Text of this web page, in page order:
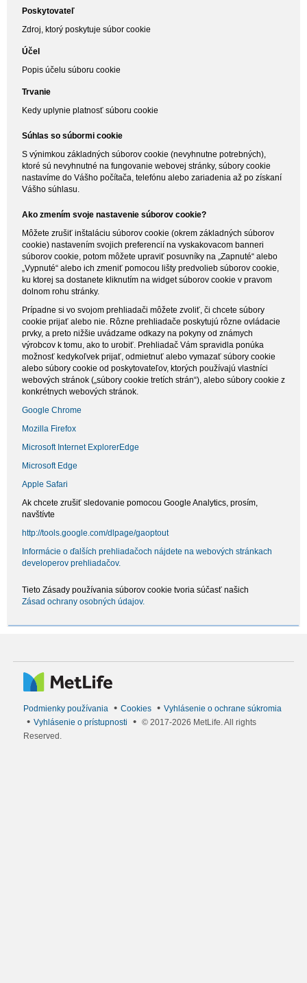
Poskytovateľ
Zdroj, ktorý poskytuje súbor cookie
Účel
Popis účelu súboru cookie
Trvanie
Kedy uplynie platnosť súboru cookie
Súhlas so súbormi cookie
S výnimkou základných súborov cookie (nevyhnutne potrebných),
ktoré sú nevyhnutné na fungovanie webovej stránky, súbory cookie
nastavíme do Vášho počítača, telefónu alebo zariadenia až po získaní
Vášho súhlasu.
Ako zmením svoje nastavenie súborov cookie?
Môžete zrušiť inštaláciu súborov cookie (okrem základných súborov
cookie) nastavením svojich preferencií na vyskakovacom banneri
súborov cookie, potom môžete upraviť posuvníky na „Zapnuté“ alebo
„Vypnuté“ alebo ich zmeniť pomocou lišty predvolieb súborov cookie,
ku ktorej sa dostanete kliknutím na widget súborov cookie v pravom
dolnom rohu stránky.
Prípadne si vo svojom prehliadači môžete zvoliť, či chcete súbory
cookie prijať alebo nie. Rôzne prehliadače poskytujú rôzne ovládacie
prvky, a preto nižšie uvádzame odkazy na pokyny od známych
výrobcov k tomu, ako to urobiť. Prehliadač Vám spravidla ponúka
možnosť kedykoľvek prijať, odmietnuť alebo vymazať súbory cookie
alebo súbory cookie od poskytovateľov, ktorých používajú vlastníci
webových stránok („súbory cookie tretích strán“), alebo súbory cookie z
konkrétnych webových stránok.
Google Chrome
Mozilla Firefox
Microsoft Internet ExplorerEdge
Microsoft Edge
Apple Safari
Ak chcete zrušiť sledovanie pomocou Google Analytics, prosím,
navštívte
http://tools.google.com/dlpage/gaoptout
Informácie o ďalších prehliadačoch nájdete na webových stránkach
developerov prehliadačov.
Tieto Zásady používania súborov cookie tvoria súčasť našich
Zásad ochrany osobných údajov.
Podmienky používania Cookies
Vyhlásenie o ochrane súkromia
Vyhlásenie o prístupnosti
© 2017-2026 MetLife. All rights
Reserved.